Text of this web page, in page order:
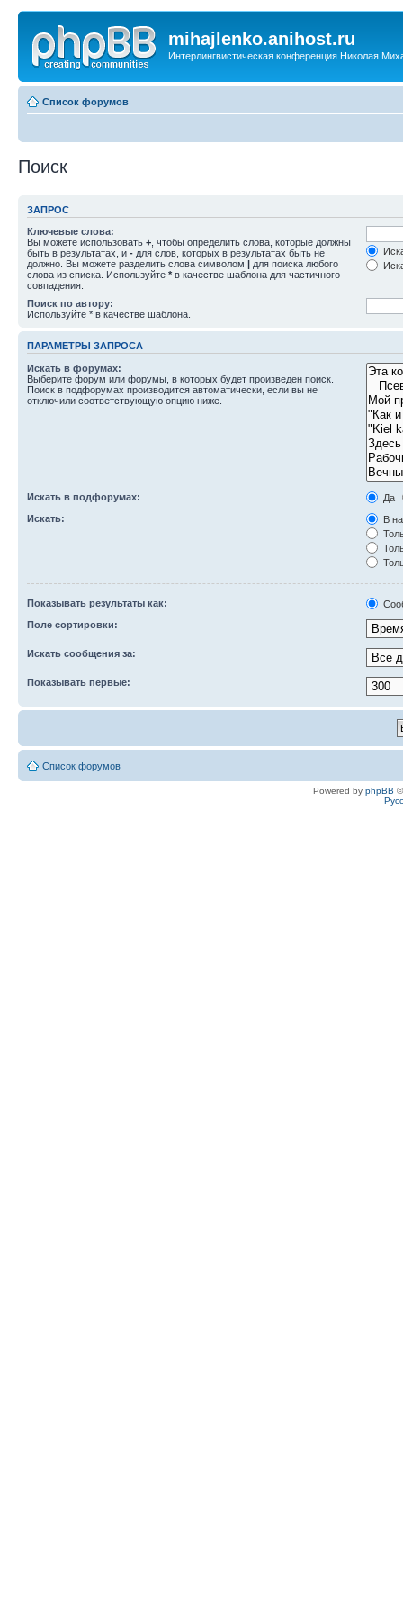
mihajlenko.anihost.ru
Интерлингвистическая конференция Николая
Список форумов
Поиск
ЗАПРОС
Ключевые слова:
Вы можете использовать + , чтобы определить слова, которые должны
быть в результатах, и - для слов, которых в результатах быть не
должно. Вы можете разделить слова символом | для поиска любого
слова из списка. Используйте * в качестве шаблона для частичного
совпадения.
Поиск по автору:
Используйте * в качестве шаблона.
ПАРАМЕТРЫ ЗАПРОСА
Искать в форумах:
Выберите форум или форумы, в которых будет произведен поиск.
Поиск в подфорумах производится автоматически, если вы не
отключили соответствующую опцию ниже.
Искать в подфорумах:
Да
Искать:
В
Показывать результаты как:
Поле сортировки:
Искать сообщения за:
Показывать первые:
Список форумов
Powered by phpBB